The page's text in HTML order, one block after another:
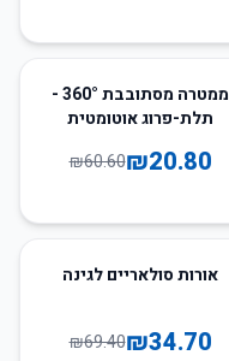
66
ממטרה מסתובבת 360° -
תלת-פרוג אוטומטית
₪20.80
₪60.60
50אורות סולאריים לגינה
₪34.70
₪69.40